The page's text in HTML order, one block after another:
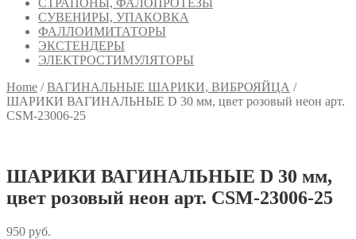
СТРАПОНЫ, ФАЛОПРОТЕЗЫ
СУВЕНИРЫ, УПАКОВКА
ФАЛЛОИМИТАТОРЫ
ЭКСТЕНДЕРЫ
ЭЛЕКТРОСТИМУЛЯТОРЫ
Home /ВАГИНАЛЬНЫЕ ШАРИКИ, ВИБРОЯЙЦА /
ШАРИКИ ВАГИНАЛЬНЫЕ D 30 мм, цвет розовый неон арт.
CSM-23006-25
ШАРИКИ ВАГИНАЛЬНЫЕ D 30 мм,
цвет розовый неон арт. CSM-23006-25
950 руб.